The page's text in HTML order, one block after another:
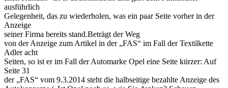
ausführlich
Gelegenheit, das zu wiederholen, was ein paar Seite vorher in der
Anzeige
seiner Firma bereits stand.Beträgt der Weg
von der Anzeige zum Artikel in der „FAS“ im Fall der Textilkette
Adler acht
Seiten, so ist er im Fall der Automarke Opel eine Seite kürzer: Auf
Seite 31
der „FAS“ vom 9.3.2014 steht die halbseitige bezahlte Anzeige des